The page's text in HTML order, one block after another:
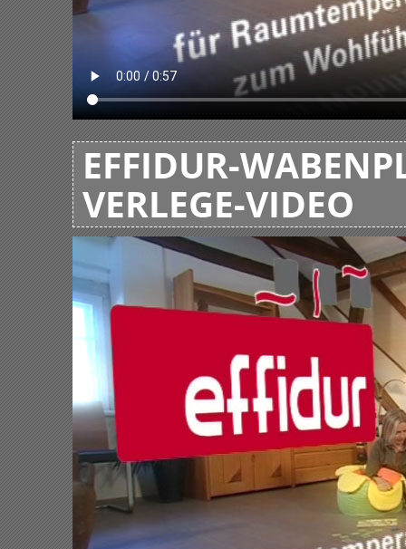
EFFIDUR-
VERLEGE-VIDEO